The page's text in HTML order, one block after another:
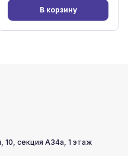
В корзину
10, секция А34а, 1 этаж